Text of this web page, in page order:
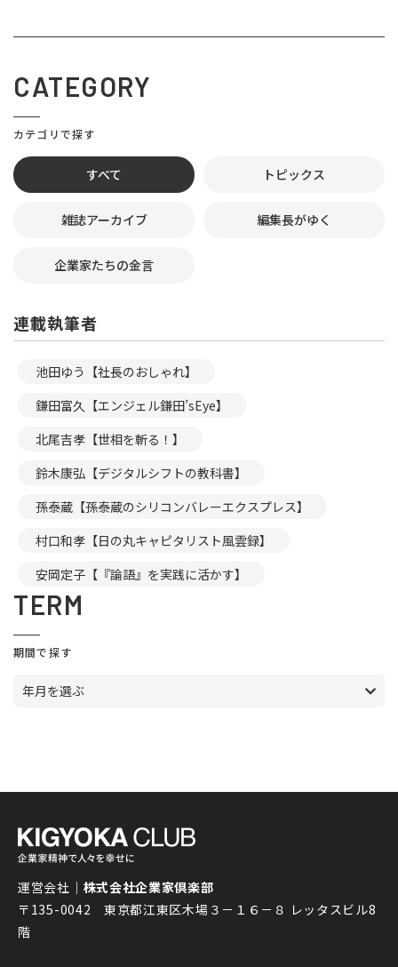
CATEGORY
カテゴリで探す
すべて トピックス
雑誌アーカイブ 編集長がゆく
企業家たちの金言
連載執筆者
池田ゆう【社長のおしゃれ】
鎌田富久【エンジェル鎌田’sEye】
北尾吉孝【世相を斬る！】
鈴木康弘【デジタルシフトの教科書】
孫泰蔵【孫泰蔵のシリコンバレーエクスプレス】
村口和孝【日の丸キャピタリスト風雲録】
安岡定子【『論語』を実践に活かす】
TERM
期間で探す
年月を選ぶ
運営会社｜ 株式会社企業家倶楽部
〒135-0042 東京都江東区木場３－１６－８ レッタスビル8
階